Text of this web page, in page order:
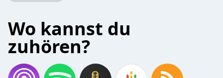
Wo kannst du
zuhören?